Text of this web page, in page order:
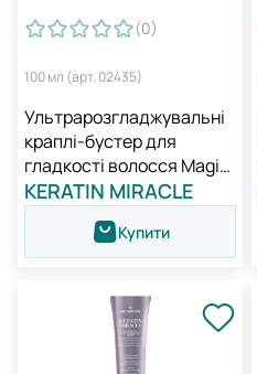
(0)
100 мл (арт. 02435)
Ультрарозгладжувальні
краплі-бустер для
гладкості волосся Magic
Drops / Medavita Keratin
Miracle Liss
KERATIN MIRACLE
Купити